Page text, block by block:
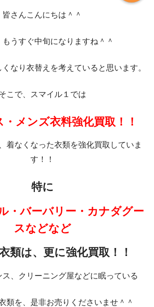
皆さんこんにちは＾＾
もうすぐ中旬になりますね＾＾
なり衣替えを考えていると思います。
こで、スマイル１では
メンズ衣料強化買取！！
着なくなった衣類を強化買取していま
す！！
特に
・バーバリー・カナダグー
スなどなど
類は、更に強化買取！！
、クリーニング屋などに眠っている
類を、是非お売りくださいませ＾＾